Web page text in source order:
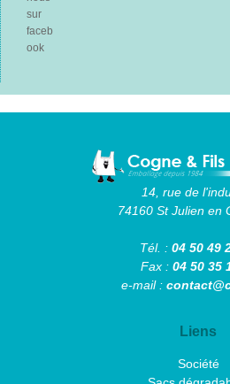
sur
faceb
ook
14, rue de
74160 St Julien en
Tél. : 04 50 49
Fax : 04 50 35
e-mail :
Liens
Société